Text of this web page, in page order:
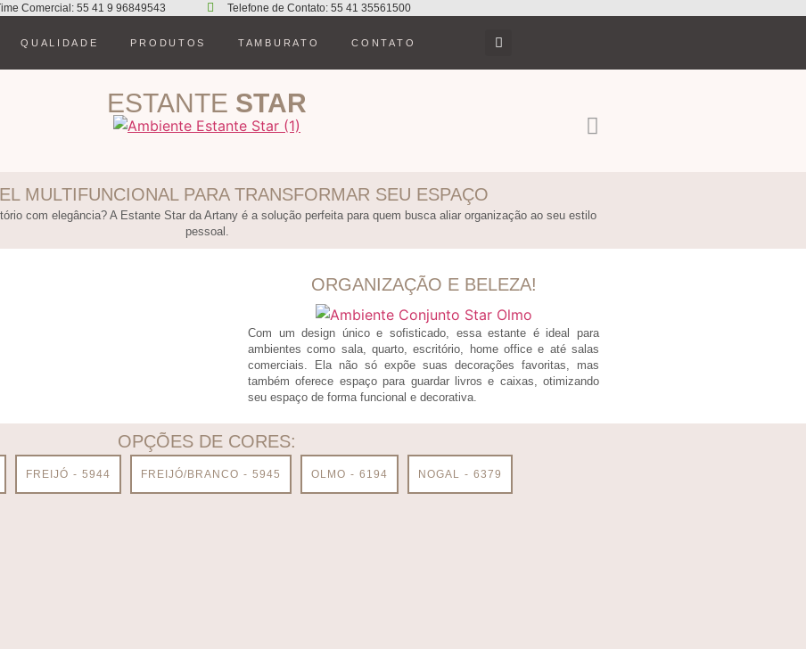
Comercial: 55 41 9 96849543 Telefone de Contato: 55 41 35561500
QUALIDADE PRODUTOS TAMBURATO CONTATO
ESTANTE STAR
MULTIFUNCIONAL PARA TRANSFORMAR SEU ESPAÇO
com elegância? A Estante Star da Artany é a solução perfeita para quem busca aliar organização ao seu estilo
pessoal.
ORGANIZAÇÃO E BELEZA!
Com um design único e sofisticado, essa estante é ideal para
ambientes como sala, quarto, escritório, home office e até salas
comerciais. Ela não só expõe suas decorações favoritas, mas
também oferece espaço para guardar livros e caixas, otimizando
seu espaço de forma funcional e decorativa.
OPÇÕES DE CORES:
FREIJÓ - 5944 FREIJÓ/BRANCO - 5945 OLMO - 6194 NOGAL - 6379